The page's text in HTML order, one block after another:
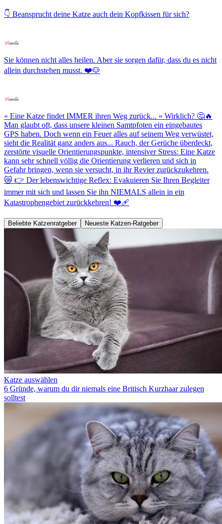
👇 Beansprucht deine Katze auch dein Kopfkissen für sich?
Sie können nicht alles heilen. Aber sie sorgen dafür, dass du es nicht
allein durchstehen musst. ❤️🐶
« Eine Katze findet IMMER ihren Weg zurück... » Wirklich? 🤔🔥
Man glaubt oft, dass unsere kleinen Samtpfoten ein eingebautes
GPS haben. Doch wenn ein Feuer alles auf seinem Weg verwüstet,
sieht die Realität ganz anders aus... Rauch, der Gerüche überdeckt,
zerstörte visuelle Orientierungspunkte, intensiver Stress: Eine Katze
kann sehr schnell völlig die Orientierung verlieren und sich in
Gefahr bringen, wenn sie versucht, in ihr Revier zurückzukehren.
😿 👉 Der lebenswichtige Reflex: Evakuieren Sie Ihren Begleiter
immer mit sich und lassen Sie ihn NIEMALS allein in ein
Katastrophengebiet zurückkehren! ❤️‍🩹
Beliebte Katzenratgeber Neueste Katzen-Ratgeber
Katze auswählen
6 Gründe, warum du dir niemals eine Britisch Kurzhaar zulegen
solltest